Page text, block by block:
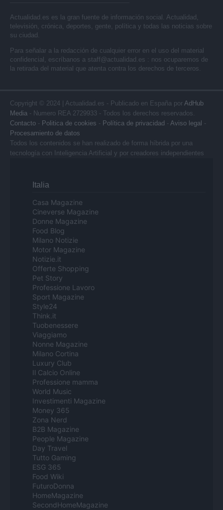
Actualidad.es es la gran fuente de información social. Actualidad,
televisión, crónica, deportes, gente, política y todas las noticias sobre
su ciudad.
Para señalar a la redacción de cualquier error en el uso del material
confidencial, escríbanos a staff@actualidad.es : nos ocuparemos de
la retirada del material que atenta contra los derechos de terceros.
Copyright © 2024 | Actualidad.es - Publicado en España por AdHub
Media - Numero REA 2729933 - Todos los derechos reservados.
Contacto - Politica de cookies - Política de privacidad - Aviso legal -
Procesamiento de datos
Todos los contenidos se han realizado de forma híbrida por una
tecnología con Inteligencia Artificial y por creadores independientes
Italia
Casa Magazine
Cineverse Magazine
Donne Magazine
Food Blog
Milano Notizie
Motor Magazine
Notizie.it
Offerte Shopping
Pet Story
Professione Lavoro
Sport Magazine
Style24
Think.it
Tuobenessere
Viaggiamo
Nonne Magazine
Milano Cortina
Luxury Club
Il Calcio Online
Professione mamma
World Music
Investimenti Magazine
Money 365
Zona Nerd
B2B Magazine
People Magazine
Day Travel
Tutto Gaming
ESG 365
Food Wiki
FuturoDonna
HomeMagazine
SecondHomeMagazine